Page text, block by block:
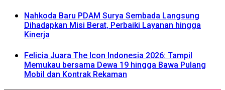
Nahkoda Baru PDAM Surya Sembada Langsung
Dihadapkan Misi Berat, Perbaiki Layanan hingga
Kinerja
Felicia Juara The Icon Indonesia 2026: Tampil
Memukau bersama Dewa 19 hingga Bawa Pulang
Mobil dan Kontrak Rekaman